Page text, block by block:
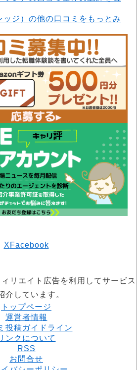
ッジ）の他の口コミをもっとみ
X Facebook
リエイト広告を利用してサービス
介しています。
トップページ
運営者情報
投稿ガイドライン
ンクについて
RSS
お問合せ